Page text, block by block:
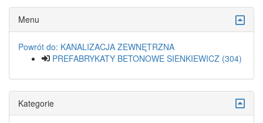
Menu
Powrót do: KANALIZACJA ZEWNĘTRZNA
PREFABRYKATY BETONOWE SIENKIEWICZ (304)
Kategorie